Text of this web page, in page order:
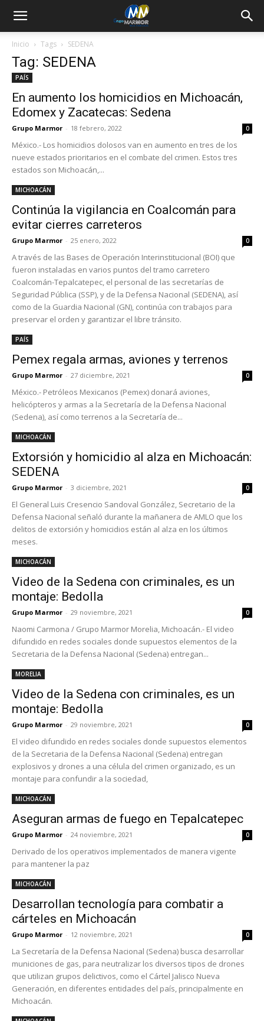
Inicio Tags SEDENA
Tag: SEDENA
PAÍS
En aumento los homicidios en Michoacán,
Edomex y Zacatecas: Sedena
Grupo Marmor - 18 febrero, 2022 0
México.- Los homicidios dolosos van en aumento en tres de los
nueve estados prioritarios en el combate del crimen. Estos tres
estados son Michoacán,...
MICHOACÁN
Continúa la vigilancia en Coalcomán para
evitar cierres carreteros
Grupo Marmor - 25 enero, 2022 0
A través de las Bases de Operación Interinstitucional (BOI) que
fueron instaladas en varios puntos del tramo carretero
Coalcomán-Tepalcatepec, el personal de las secretarías de
Seguridad Pública (SSP), y de la Defensa Nacional (SEDENA), así
como de la Guardia Nacional (GN), continúa con trabajos para
preservar el orden y garantizar el libre tránsito.
PAÍS
Pemex regala armas, aviones y terrenos
Grupo Marmor - 27 diciembre, 2021 0
México.- Petróleos Mexicanos (Pemex) donará aviones,
helicópteros y armas a la Secretaría de la Defensa Nacional
(Sedena), así como terrenos a la Secretaría de...
MICHOACÁN
Extorsión y homicidio al alza en Michoacán:
SEDENA
Grupo Marmor - 3 diciembre, 2021 0
El General Luis Cresencio Sandoval González, Secretario de la
Defensa Nacional señaló durante la mañanera de AMLO que los
delitos de extorsión y homicidios están al alza en los últimos
meses.
MICHOACÁN
Video de la Sedena con criminales, es un
montaje: Bedolla
Grupo Marmor - 29 noviembre, 2021 0
Naomi Carmona / Grupo Marmor Morelia, Michoacán.- El video
difundido en redes sociales donde supuestos elementos de la
Secretaria de la Defensa Nacional (Sedena) entregan...
MORELIA
Video de la Sedena con criminales, es un
montaje: Bedolla
Grupo Marmor - 29 noviembre, 2021 0
El video difundido en redes sociales donde supuestos elementos
de la Secretaria de la Defensa Nacional (Sedena) entregan
explosivos y drones a una célula del crimen organizado, es un
montaje para confundir a la sociedad,
MICHOACÁN
Aseguran armas de fuego en Tepalcatepec
Grupo Marmor - 24 noviembre, 2021 0
Derivado de los operativos implementados de manera vigente
para mantener la paz
MICHOACÁN
Desarrollan tecnología para combatir a
cárteles en Michoacán
Grupo Marmor - 12 noviembre, 2021 0
La Secretaría de la Defensa Nacional (Sedena) busca desarrollar
municiones de gas, para neutralizar los diversos tipos de drones
que utilizan grupos delictivos, como el Cártel Jalisco Nueva
Generación, en diferentes entidades del país, principalmente en
Michoacán.